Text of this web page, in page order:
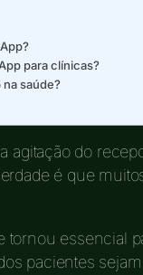
para clínicas?
saúde?
do
é que
tornou essencial
pacientes